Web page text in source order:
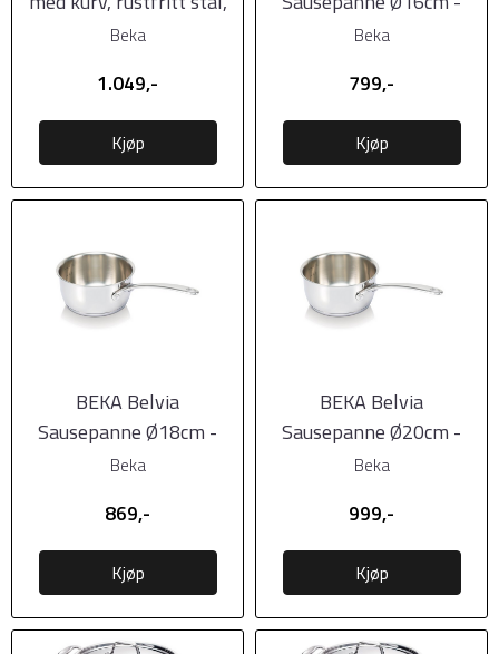
Ø16cm
Beka
1.049,-
Kjøp
1,5L
Beka
799,-
Kjøp
BEKA Belvia
Sausepanne Ø18cm -
2,1L
Beka
869,-
Kjøp
BEKA Belvia
Sausepanne Ø20cm -
2,9L
Beka
999,-
Kjøp